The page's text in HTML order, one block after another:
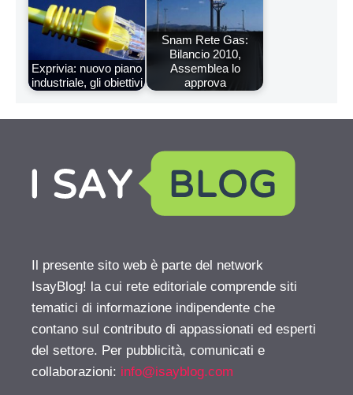
Exprivia: nuovo piano
industriale, gli obiettivi
Snam Rete Gas:
Bilancio 2010,
Assemblea lo
approva
Il presente sito web è parte del network
IsayBlog! la cui rete editoriale comprende siti
tematici di informazione indipendente che
contano sul contributo di appassionati ed esperti
del settore. Per pubblicità, comunicati e
collaborazioni: info@isayblog.com